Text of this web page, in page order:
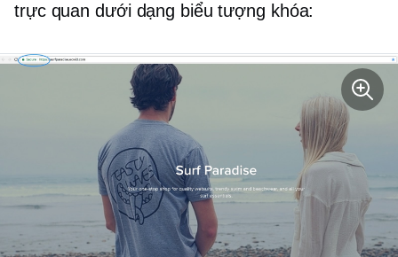
trực quan dưới dạng biểu tượng khóa: